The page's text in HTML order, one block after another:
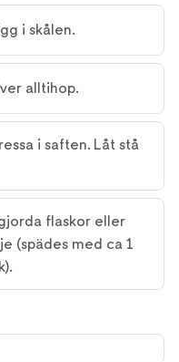
i skålen.
alltihop.
i saften. Låt stå
flaskor eller
(spädes med ca 1